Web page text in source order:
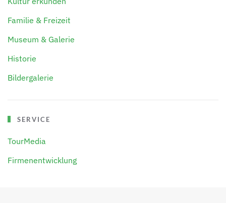
Familie & Freizeit
Museum & Galerie
Historie
Bildergalerie
SERVICE
TourMedia
Firmenentwicklung